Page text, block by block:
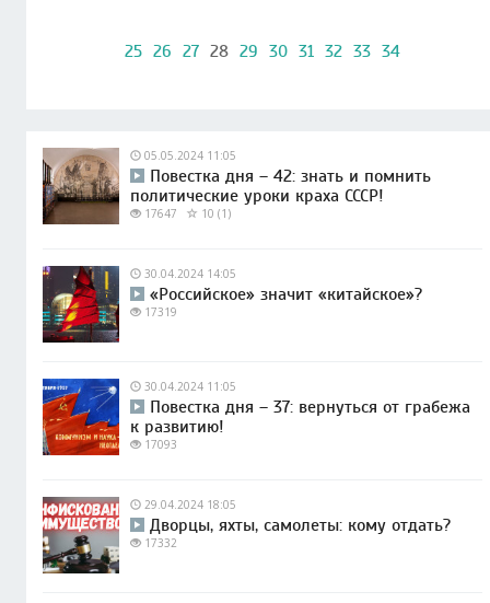
25 26 27 28 29 30 31 32 33 34
05.05.2024 11:05
Повестка дня – 42: знать и помнить
политические уроки краха СССР!
17647 10 (1)
30.04.2024 14:05
«Российское» значит «китайское»?
17319
30.04.2024 11:05
Повестка дня – 37: вернуться от грабежа
к развитию!
17093
29.04.2024 18:05
Дворцы, яхты, самолеты: кому отдать?
17332